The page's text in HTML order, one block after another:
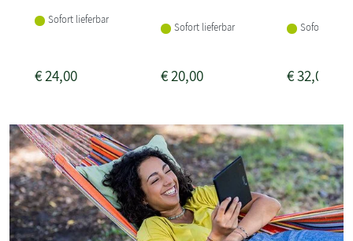
Sofort lieferbar
€24,00
Sofort lieferbar
€20,00
Sofort
€32,00